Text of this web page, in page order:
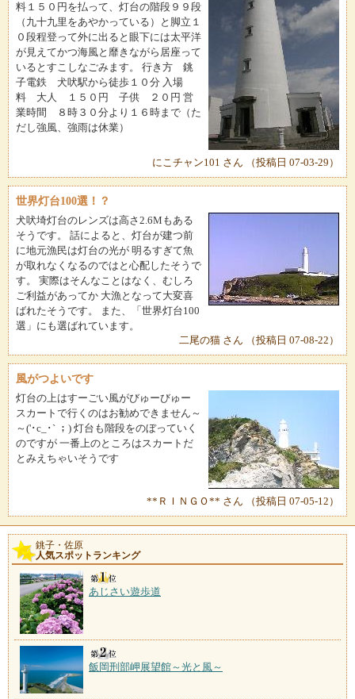
料１５０円を払って、灯台の階段９９段
（九十九里をあやかっている）と脚立１
０段程登って外に出ると眼下には太平洋
が見えてかつ海風と靡きながら居座って
いるとすこしなごみます。 行き方 銚
子電鉄 犬吠駅から徒歩１０分 入場
料 大人 １５０円 子供 ２０円 営
業時間 ８時３０分より１６時まで（た
だし強風、強雨は休業）
にこチャン101 さん （投稿日 07-03-29）
世界灯台100選！？
犬吠埼灯台のレンズは高さ2.6Mもある
そうです。 話によると、灯台が建つ前
に地元漁民は灯台の光が 明るすぎて魚
が取れなくなるのではと心配したそうで
す。 実際はそんなことはなく、むしろ
ご利益があってか 大漁となって大変喜
ばれたそうです。 また、「世界灯台100
選」にも選ばれています。
二尾の猫 さん （投稿日 07-08-22）
風がつよいです
灯台の上はすーごい風がびゅーびゅー
スカートで行くのはお勧めできません～
～('･c_･` ；) 灯台も階段をのぼっていく
のですが 一番上のところはスカートだ
とみえちゃいそうです
**ＲＩＮＧＯ** さん （投稿日 07-05-12）
銚子・佐原
人気スポットランキング
あじさい遊歩道
飯岡刑部岬展望館～光と風～